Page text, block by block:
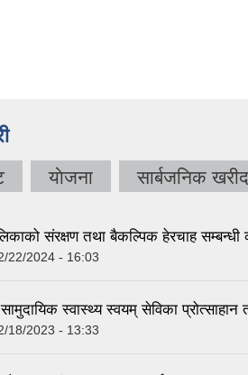
याेजना सार्बजनिक खरीद
संरक्षण तथा बैकल्पिक हेरचाह सम्बन्धी
22/2024 - 16:03
स्वास्थ्य स्वयम् सेविका
18/2023 - 13:33